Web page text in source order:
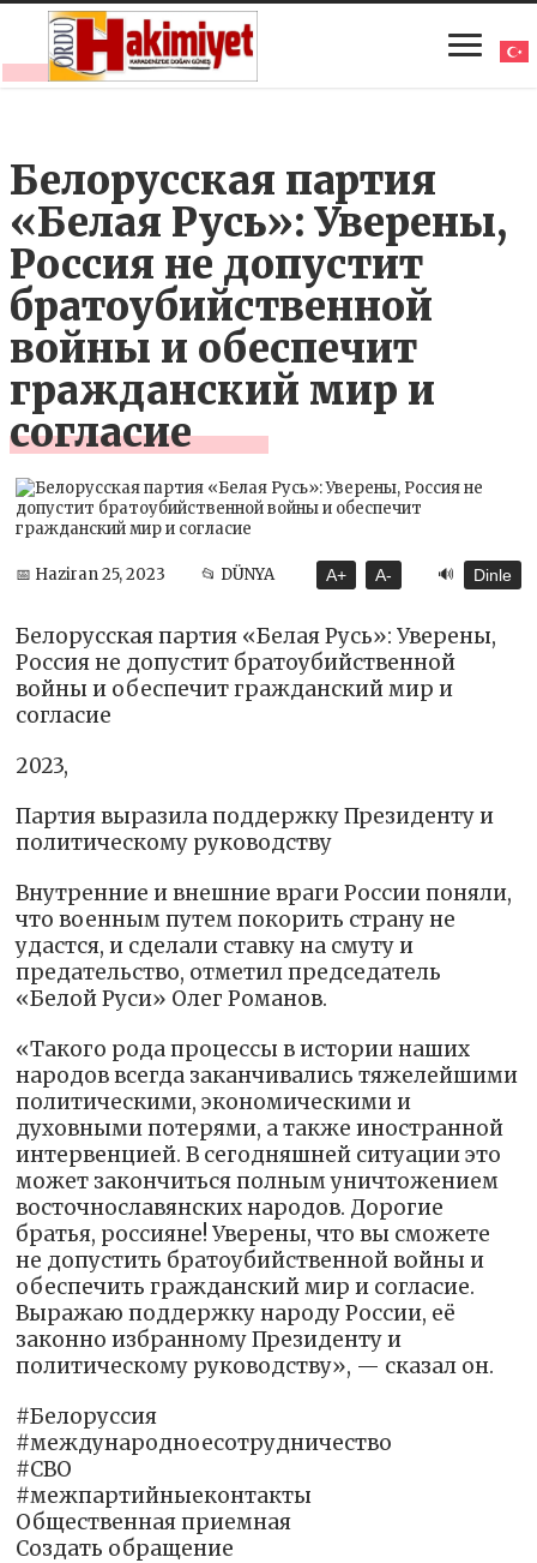
Белорусская партия
«Белая Русь»: Уверены,
Россия не допустит
братоубийственной
войны и обеспечит
гражданский мир и
согласие
📅 Haziran 25, 2023 📂 DÜNYA A+ A- 🔊 Dinle
Белорусская партия «Белая Русь»: Уверены,
Россия не допустит братоубийственной
войны и обеспечит гражданский мир и
согласие
2023,
Партия выразила поддержку Президенту и
политическому руководству
Внутренние и внешние враги России поняли,
что военным путем покорить страну не
удастся, и сделали ставку на смуту и
предательство, отметил председатель
«Белой Руси» Олег Романов.
«Такого рода процессы в истории наших
народов всегда заканчивались тяжелейшими
политическими, экономическими и
духовными потерями, а также иностранной
интервенцией. В сегодняшней ситуации это
может закончиться полным уничтожением
восточнославянских народов. Дорогие
братья, россияне! Уверены, что вы сможете
не допустить братоубийственной войны и
обеспечить гражданский мир и согласие.
Выражаю поддержку народу России, её
законно избранному Президенту и
политическому руководству», — сказал он.
#Белоруссия
#международноесотрудничество
#СВО
#межпартийныеконтакты
Общественная приемная
Создать обращение